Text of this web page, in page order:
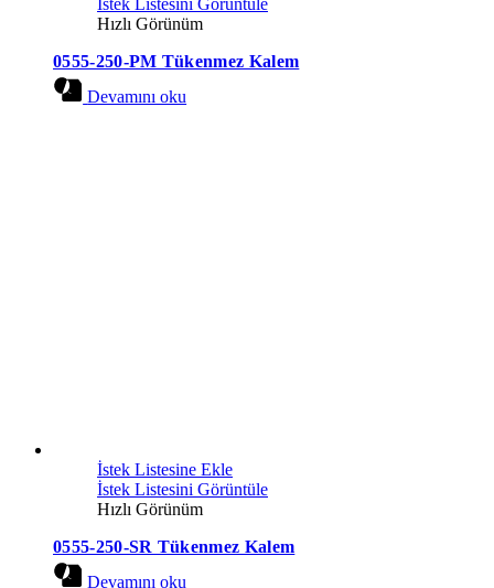
İstek Listesini Görüntüle
Hızlı Görünüm
0555-250-PM Tükenmez Kalem
Devamını oku
İstek Listesine Ekle
İstek Listesini Görüntüle
Hızlı Görünüm
0555-250-SR Tükenmez Kalem
Devamını oku